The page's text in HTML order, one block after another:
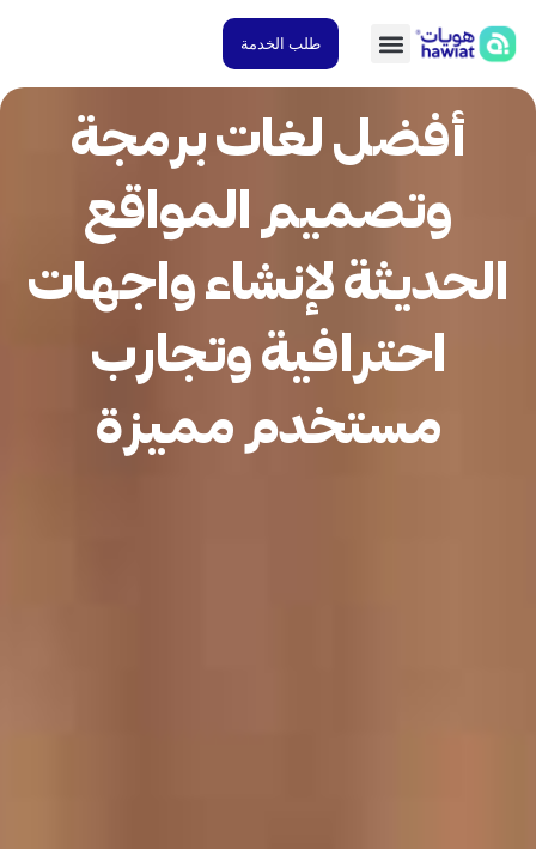
طلب الخدمة
أفضل لغات برمجة
وتصميم المواقع
لإنشاء واجهات
احترافية وتجارب
مستخدم مميزة